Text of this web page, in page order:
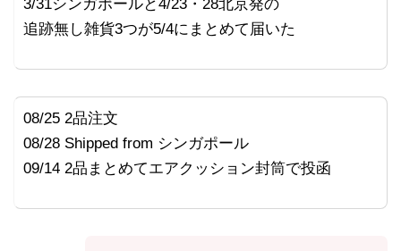
3/31シンガポールと4/23・28北京発の
追跡無し雑貨3つが5/4にまとめて届いた
08/25 2品注文
08/28 Shipped from シンガポール
09/14 2品まとめてエアクッション封筒で投函